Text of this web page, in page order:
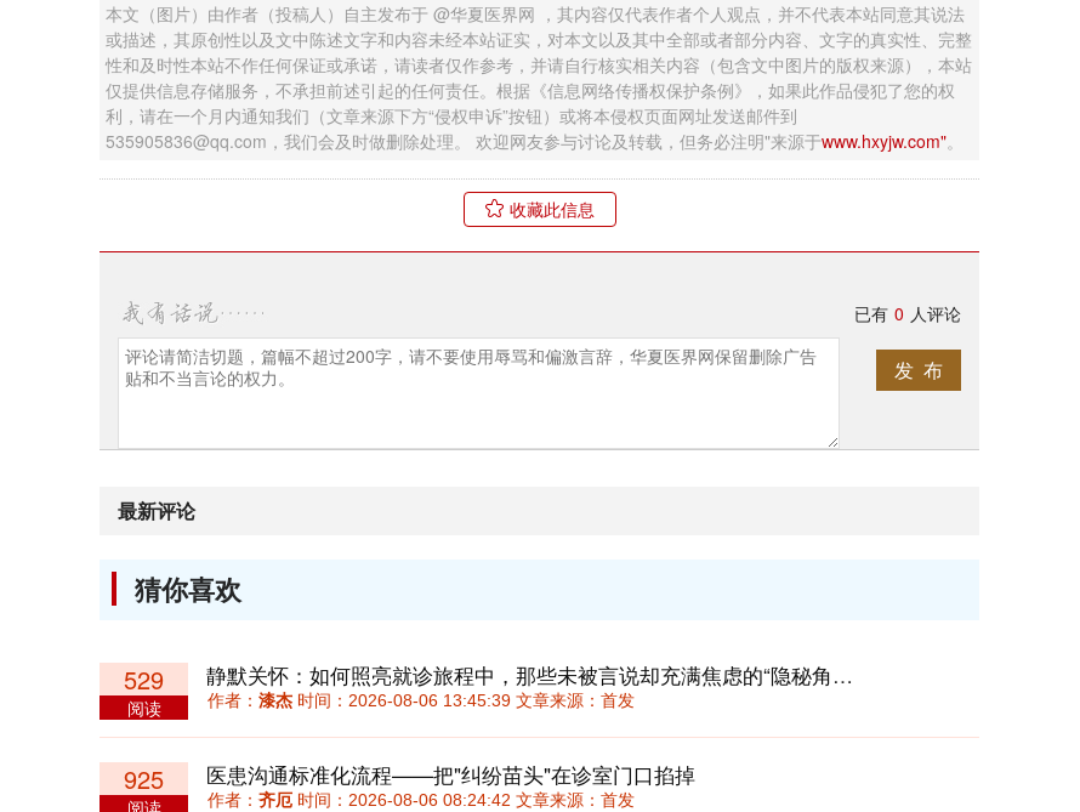
本文（图片）由作者（投稿人）自主发布于 @华夏医界网 ，其内容仅代表作者个人观点，并不代表本站同意其说法
或描述，其原创性以及文中陈述文字和内容未经本站证实，对本文以及其中全部或者部分内容、文字的真实性、完整
性和及时性本站不作任何保证或承诺，请读者仅作参考，并请自行核实相关内容（包含文中图片的版权来源），本站
仅提供信息存储服务，不承担前述引起的任何责任。根据《信息网络传播权保护条例》，如果此作品侵犯了您的权
利，请在一个月内通知我们（文章来源下方“侵权申诉”按钮）或将本侵权页面网址发送邮件到
535905836@qq.com，我们会及时做删除处理。 欢迎网友参与讨论及转载，但务必注明"来源于www.hxyjw.com"。
收藏此信息
已有 0 人评论
发 布
最新评论
猜你喜欢
529
阅读
静默关怀：如何照亮就诊旅程中，那些未被言说却充满焦虑的“隐秘角落”？
作者： 漆杰 时间：2026-08-06 13:45:39 文章来源：首发
925
阅读
医患沟通标准化流程——把"纠纷苗头"在诊室门口掐掉
作者：齐厄 时间：2026-08-06 08:24:42 文章来源：首发